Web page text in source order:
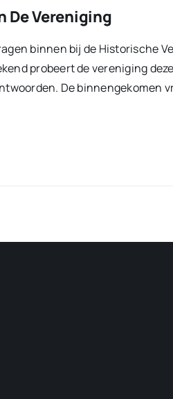
De Vereniging
binnen bij de Historische
probeert de vereniging
De binnengekomen